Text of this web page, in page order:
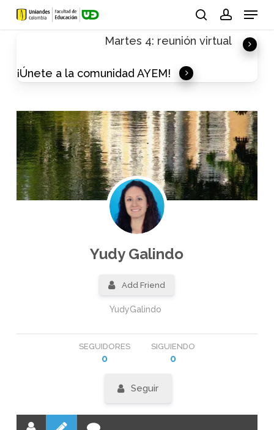
Skip
Menu
Martes 4: reunión virtual
¡Únete a la comunidad AYEM!
Yudy Galindo
Add Friend
YudyGalindo
SEGUIDORES
0
SIGUIENDO
0
Seguir